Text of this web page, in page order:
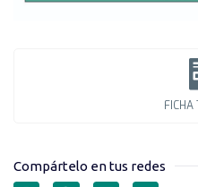
FICHA
Compártelo en tus redes